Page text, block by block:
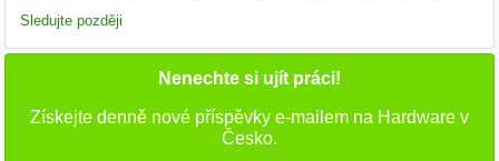
Sledujte později
Nenechte si ujít práci!
Získejte denně nové příspěvky e-mailem na Hardware v
Česko.